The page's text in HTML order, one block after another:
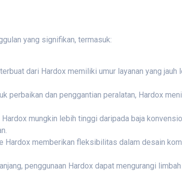
yang signifikan, termasuk:
dari Hardox memiliki umur layanan yang jauh
perbaikan dan penggantian peralatan, Hardox
mungkin lebih tinggi daripada baja
Hardox memberikan fleksibilitas dalam desain
penggunaan Hardox dapat mengurangi